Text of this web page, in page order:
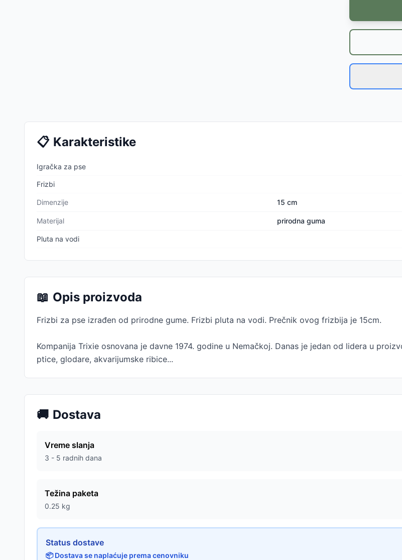
📋 Karakteristike
Igračka za pse
Frizbi
Dimenzije 15 cm
Materijal prirodna guma
Pluta na vodi
📖 Opis proizvoda
Frizbi za pse izrađen od prirodne gume. Frizbi pluta na vodi. Prečnik ovog frizbija je 15cm.
Kompanija Trixie osnovana je davne 1974. godine u Nemačkoj. Danas je jedan od lidera u
ptice, glodare, akvarijumske ribice...
🚚 Dostava
Vreme slanja
3 - 5 radnih dana
Težina paketa
0.25 kg
Status dostave
📦 Dostava se naplaćuje prema cenovniku